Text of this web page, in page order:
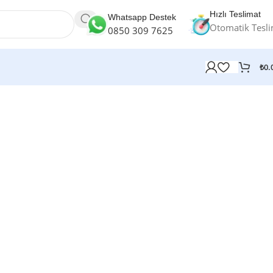
Whatsapp Destek
0850 309 7625
Hızlı Teslimat
Otomatik
₺